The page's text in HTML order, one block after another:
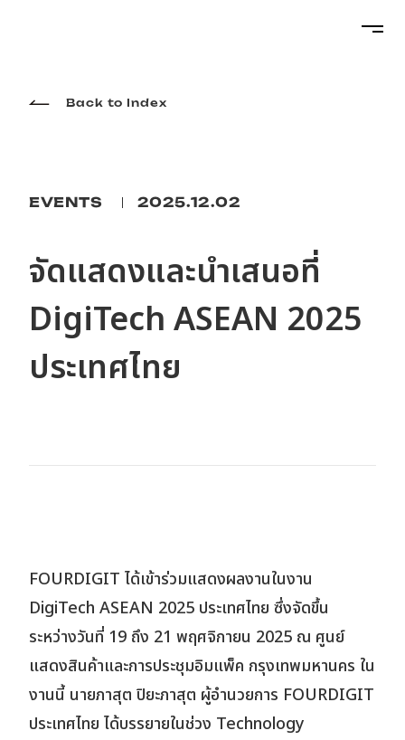
Projects
About
Topics
Contact
Back to Index
EVENTS 2025.12.02
จัดแสดงและนำเสนอที่
DigiTech ASEAN 2025
ประเทศไทย
FOURDIGIT ได้เข้าร่วมแสดงผลงานในงาน
DigiTech ASEAN 2025 ประเทศไทย ซึ่งจัดขึ้น
ระหว่างวันที่ 19 ถึง 21 พฤศจิกายน 2025 ณ ศูนย์
แสดงสินค้าและการประชุมอิมแพ็ค กรุงเทพมหานคร ใน
งานนี้ นายภาสุต ปิยะภาสุต ผู้อำนวยการ FOURDIGIT
ประเทศไทย ได้บรรยายในช่วง Technology